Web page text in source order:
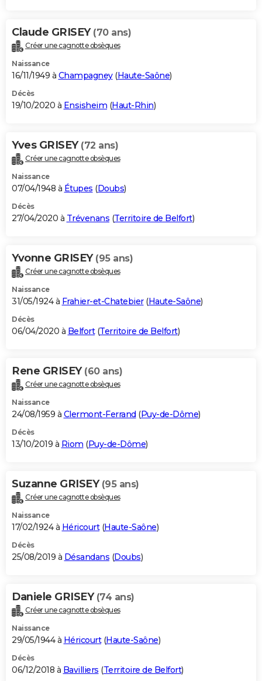
Claude GRISEY (70 ans)
Créer une cagnotte obsèques
Naissance
16/11/1949 à Champagney(Haute-Saône)
Décès
19/10/2020 à Ensisheim (Haut-Rhin)
Yves GRISEY (72 ans)
Créer une cagnotte obsèques
Naissance
07/04/1948 à Étupes (Doubs)
Décès
27/04/2020 à Trévenans (Territoire de Belfort)
Yvonne GRISEY (95 ans)
Créer une cagnotte obsèques
Naissance
31/05/1924 à Frahier-et-Chatebier(Haute-Saône)
Décès
06/04/2020 à Belfort(Territoire de Belfort)
Rene GRISEY (60 ans)
Créer une cagnotte obsèques
Naissance
24/08/1959 à Clermont-Ferrand (Puy-de-Dôme)
Décès
13/10/2019 à Riom (Puy-de-Dôme)
Suzanne GRISEY (95 ans)
Créer une cagnotte obsèques
Naissance
17/02/1924 à Héricourt(Haute-Saône)
Décès
25/08/2019 à Désandans (Doubs)
Daniele GRISEY (74 ans)
Créer une cagnotte obsèques
Naissance
29/05/1944 à Héricourt(Haute-Saône)
Décès
06/12/2018 à Bavilliers (Territoire de Belfort)